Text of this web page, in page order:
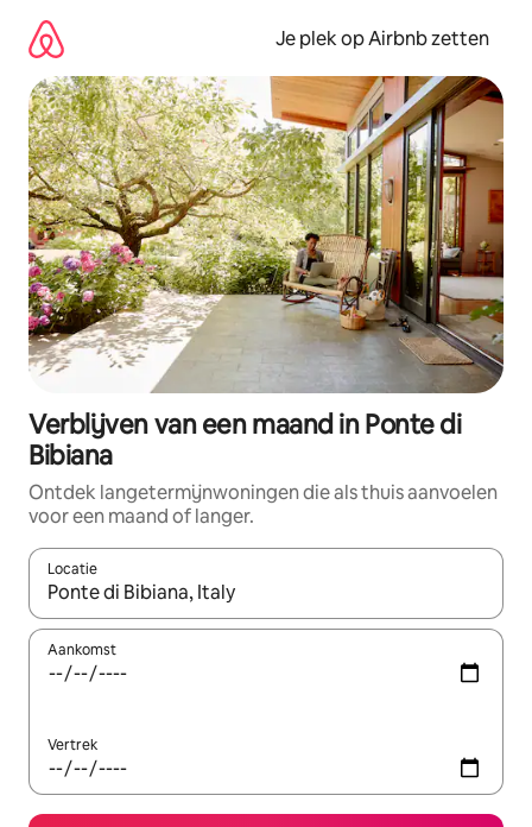
direct
naar
inhoud
Je plek op Airbnb zetten
Verblijven van een maand in Ponte di
Bibiana
Ontdek langetermijnwoningen die als thuis aanvoelen
voor een maand of langer.
Locatie
Wanneer er resultaten beschikbaar zijn, maak je een keuze
Aankomst
Vertrek